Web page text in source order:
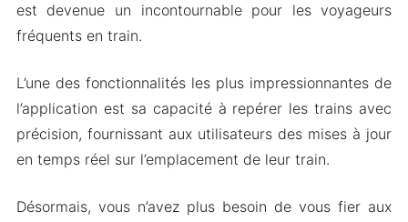
est devenue un incontournable pour les voyageurs
fréquents en train.
L’une des fonctionnalités les plus impressionnantes de
l’application est sa capacité à repérer les trains avec
précision, fournissant aux utilisateurs des mises à jour
en temps réel sur l’emplacement de leur train.
Désormais, vous n’avez plus besoin de vous fier aux